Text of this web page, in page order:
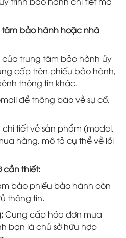
tâm bảo hành hoặc nhà
của trung tâm bảo hành ủy
cấp trên phiếu bảo hành,
thông tin khác.
để thông báo về sự cố,
tiết về sản phẩm (model,
hàng, mô tả cụ thể về lỗi
cần thiết:
bảo phiếu bảo hành còn
thông tin.
Cung cấp hóa đơn mua
bạn là chủ sở hữu hợp